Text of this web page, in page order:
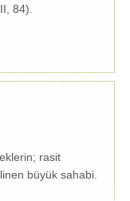
84).
rasit
büyük sahabi.